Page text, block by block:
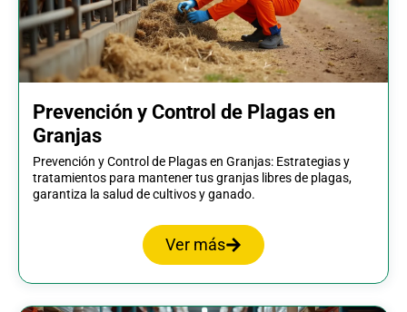
Prevención y Control de Plagas en
Granjas
Prevención y Control de Plagas en Granjas: Estrategias y
tratamientos para mantener tus granjas libres de plagas,
garantiza la salud de cultivos y ganado.
Ver más